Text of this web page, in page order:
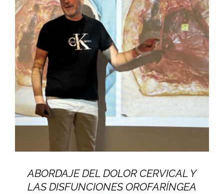
ABORDAJE DEL DOLOR CERVICAL Y
LAS DISFUNCIONES OROFARÍNGEA